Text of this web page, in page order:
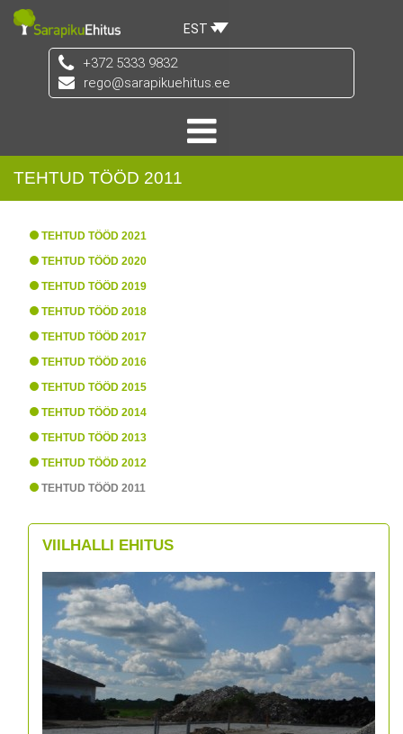
EST
+372 5333 9832
rego@sarapikuehitus.ee
TEHTUD TÖÖD 2011
TEHTUD TÖÖD 2021
TEHTUD TÖÖD 2020
TEHTUD TÖÖD 2019
TEHTUD TÖÖD 2018
TEHTUD TÖÖD 2017
TEHTUD TÖÖD 2016
TEHTUD TÖÖD 2015
TEHTUD TÖÖD 2014
TEHTUD TÖÖD 2013
TEHTUD TÖÖD 2012
TEHTUD TÖÖD 2011
VIILHALLI EHITUS